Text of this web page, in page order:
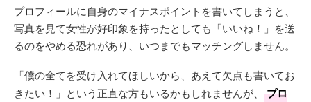
プロフィールに自身のマイナスポイントを書いてしまうと、
写真を見て女性が好印象を持ったとしても「いいね！」を送
るのをやめる恐れがあり、いつまでもマッチングしません。
「僕の全てを受け入れてほしいから、あえて欠点も書いてお
きたい！」という正直な方もいるかもしれませんが、
プロ